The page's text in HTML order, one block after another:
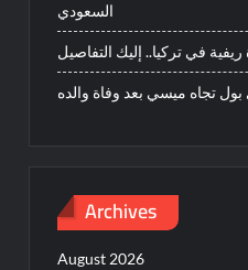
السعودي
في تركيا.. إليك التفاصيل
تجاه ميسي بعد وفاة والده
Archives
August 2026